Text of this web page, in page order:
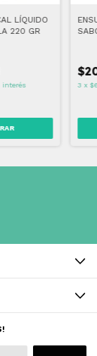
LÍQUIDO
220 GR
interés 3 x